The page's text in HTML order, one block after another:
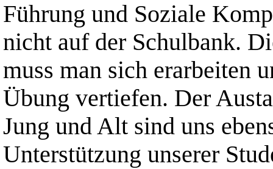
Führung und Soziale
nicht auf der Schulbank.
muss man sich erarbeiten
Übung vertiefen. Der
Jung und Alt sind uns
Unterstützung unserer